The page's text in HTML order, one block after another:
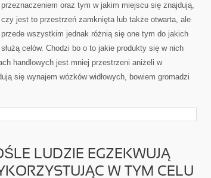
DRODZE
przeznaczeniem oraz tym w jakim miejscu się znajdują,
czy jest to przestrzeń zamknięta lub także otwarta, ale
przede wszystkim jednak różnią się one tym do jakich
służą celów. Chodzi bo o to jakie produkty się w nich
handlowych jest mniej przestrzeni aniżeli w
się wynajem wózków widłowych, bowiem gromadzi
LUDZIE EGZEKWUJĄ
W TYM CELU